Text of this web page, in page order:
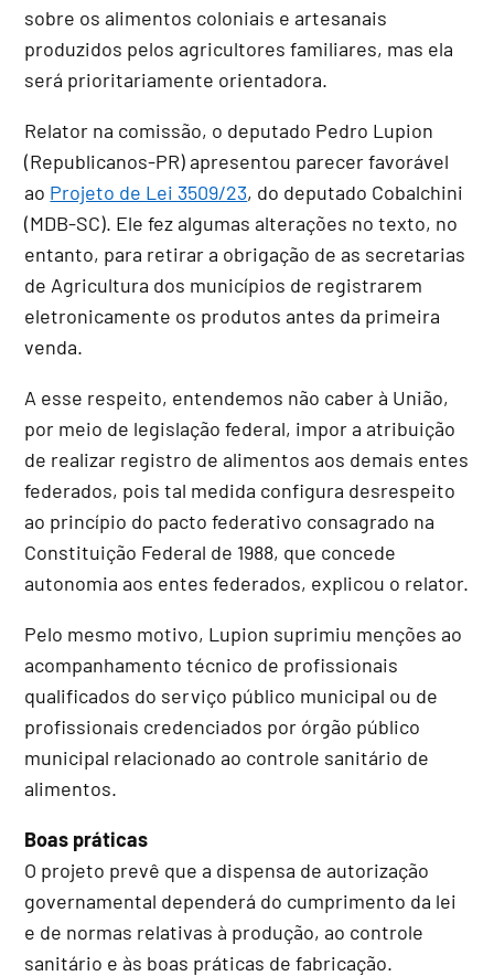
sobre os alimentos coloniais e artesanais
produzidos pelos agricultores familiares, mas ela
será prioritariamente orientadora.
Relator na comissão, o deputado Pedro Lupion
(Republicanos-PR) apresentou parecer favorável
ao Projeto de Lei 3509/23, do deputado Cobalchini
(MDB-SC). Ele fez algumas alterações no texto, no
entanto, para retirar a obrigação de as secretarias
de Agricultura dos municípios de registrarem
eletronicamente os produtos antes da primeira
venda.
A esse respeito, entendemos não caber à União,
por meio de legislação federal, impor a atribuição
de realizar registro de alimentos aos demais entes
federados, pois tal medida configura desrespeito
ao princípio do pacto federativo consagrado na
Constituição Federal de 1988, que concede
autonomia aos entes federados, explicou o relator.
Pelo mesmo motivo, Lupion suprimiu menções ao
acompanhamento técnico de profissionais
qualificados do serviço público municipal ou de
profissionais credenciados por órgão público
municipal relacionado ao controle sanitário de
alimentos.
Boas práticas
O projeto prevê que a dispensa de autorização
governamental dependerá do cumprimento da lei
e de normas relativas à produção, ao controle
sanitário e às boas práticas de fabricação.